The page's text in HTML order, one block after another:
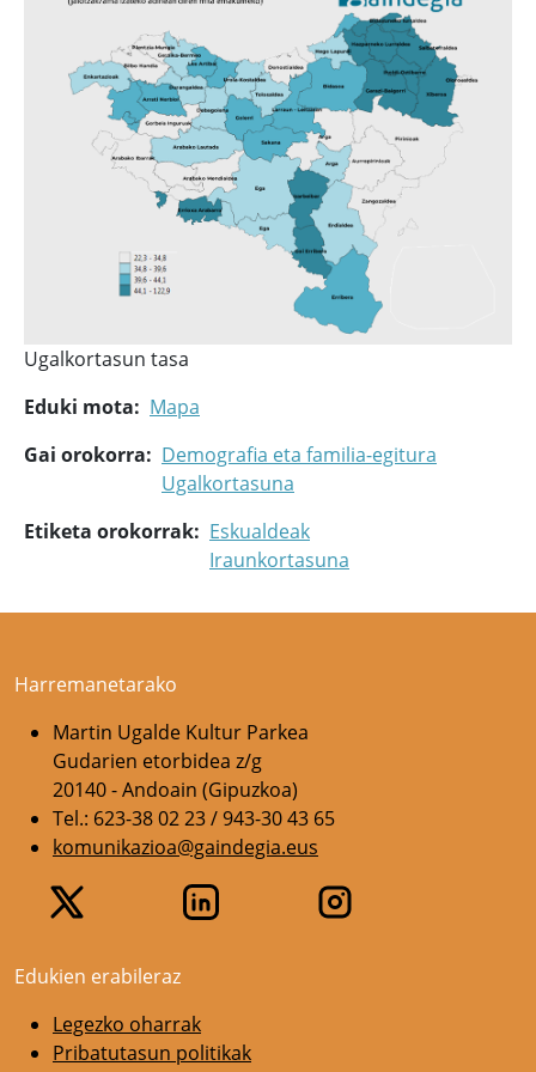
Ugalkortasun tasa
Eduki mota
Mapa
Gai orokorra
Demografia eta familia-egitura
Ugalkortasuna
Etiketa orokorrak
Eskualdeak
Iraunkortasuna
Harremanetarako
Martin Ugalde Kultur Parkea
Gudarien etorbidea z/g
20140 - Andoain (Gipuzkoa)
Tel.: 623-38 02 23 / 943-30 43 65
komunikazioa@gaindegia.eus
Edukien erabileraz
Legezko oharrak
Pribatutasun politikak